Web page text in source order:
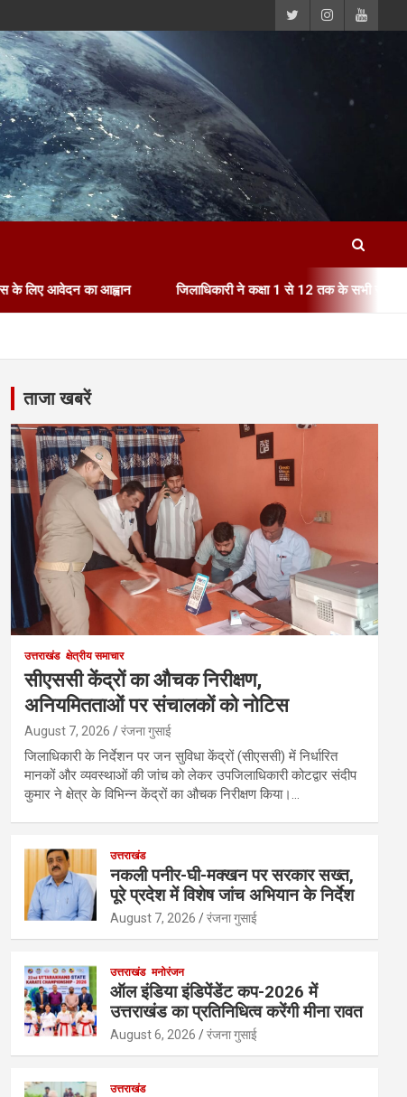
आह्वान जिलाधिकारी ने कक्षा 1 से 12 तक के सभी सरकारी, अशासकीय एवं
ताजा खबरें
उत्तराखंड क्षेत्रीय समाचार
सीएससी केंद्रों का औचक निरीक्षण,
अनियमितताओं पर संचालकों को नोटिस
August 7, 2026 रंजना गुसाई
जिलाधिकारी के निर्देशन पर जन सुविधा केंद्रों (सीएससी) में निर्धारित
मानकों और व्यवस्थाओं की जांच को लेकर उपजिलाधिकारी कोटद्वार संदीप
कुमार ने क्षेत्र के विभिन्न केंद्रों का औचक निरीक्षण किया।…
उत्तराखंड
नकली पनीर-घी-मक्खन पर सरकार सख्त,
पूरे प्रदेश में विशेष जांच अभियान के निर्देश
August 7, 2026 रंजना गुसाई
उत्तराखंड मनोरंजन
ऑल इंडिया इंडिपेंडेंट कप-2026 में
उत्तराखंड का प्रतिनिधित्व करेंगी मीना रावत
August 6, 2026 रंजना गुसाई
उत्तराखंड